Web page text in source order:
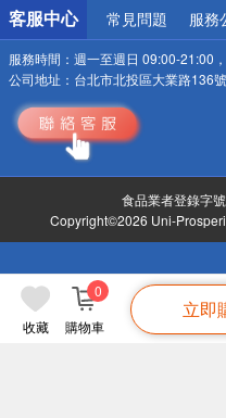
收藏 購物車
0
立即
客服中心 常見問題 服務
服務時間： 週一至週日 09:00-21:00
公司地址： 台北市北投區大業路136
食品業者登錄字
Copyright©2026 Uni-